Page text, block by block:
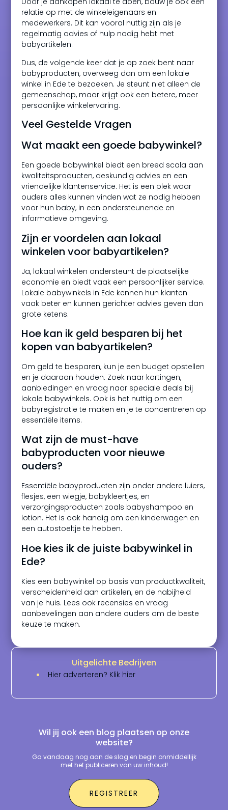
relatie op met de winkeleigenaars en
medewerkers. Dit kan vooral nuttig zijn als je
regelmatig advies of hulp nodig hebt met
babyartikelen.
Dus, de volgende keer dat je op zoek bent naar
babyproducten, overweeg dan om een lokale
winkel in Ede te bezoeken. Je steunt niet alleen de
gemeenschap, maar krijgt ook een betere, meer
persoonlijke winkelervaring.
Veel Gestelde Vragen
Wat maakt een goede babywinkel?
Een goede babywinkel biedt een breed scala aan
kwaliteitsproducten, deskundig advies en een
vriendelijke klantenservice. Het is een plek waar
ouders alles kunnen vinden wat ze nodig hebben
voor hun baby, in een ondersteunende en
informatieve omgeving.
Zijn er voordelen aan lokaal
winkelen voor babyartikelen?
Ja, lokaal winkelen ondersteunt de plaatselijke
economie en biedt vaak een persoonlijker service.
Lokale babywinkels in Ede kennen hun klanten
vaak beter en kunnen gerichter advies geven dan
grote ketens.
Hoe kan ik geld besparen bij het
kopen van babyartikelen?
Om geld te besparen, kun je een budget opstellen
en je daaraan houden. Zoek naar kortingen,
aanbiedingen en vraag naar speciale deals bij
lokale babywinkels. Ook is het nuttig om een
babyregistratie te maken en je te concentreren op
essentiële items.
Wat zijn de must-have
babyproducten voor nieuwe
ouders?
Essentiële babyproducten zijn onder andere luiers,
flesjes, een wiegje, babykleertjes, en
verzorgingsproducten zoals babyshampoo en
lotion. Het is ook handig om een kinderwagen en
een autostoeltje te hebben.
Hoe kies ik de juiste babywinkel in
Ede?
Kies een babywinkel op basis van productkwaliteit,
verscheidenheid aan artikelen, en de nabijheid
van je huis. Lees ook recensies en vraag
aanbevelingen aan andere ouders om de beste
keuze te maken.
Uitgelichte Bedrijven
Hier adverteren? Klik hier
Wil jij ook een blog plaatsen op onze
website?
Ga vandaag nog aan de slag en begin onmiddellijk
met het publiceren van uw inhoud!
REGISTREER